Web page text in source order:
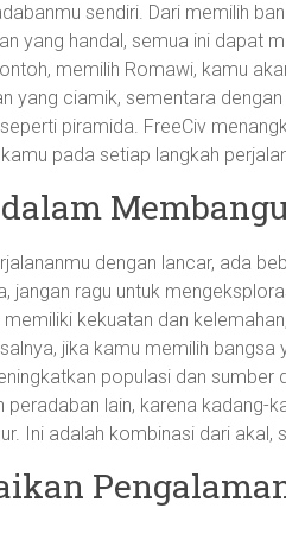
sendiri. Dari memilih
yang handal, semua ini dapat
memilih Romawi, kamu
yang ciamik, sementara
piramida. FreeCiv
pada setiap langkah
dengan lancar, ada
jangan ragu untuk
kekuatan dan
jika kamu memilih
populasi dan sumber
peradaban lain, karena kadang-
Ini adalah kombinasi dari akal,